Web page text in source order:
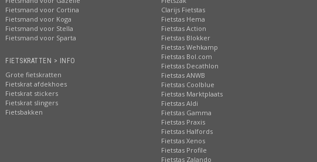
Fietsmand voor Cortina
Fietsmand voor Koga
Fietsmand voor Stella
Fietsmand voor Sparta
FIETSKRATTEN > INFO
Grote fietskratten
Fietskrat afdekhoes
Fietskrat stickers
Fietskrat slingers
Fietsbakken
Clarijs Fietstas
Fietstas Hema
Fietstas Action
Fietstas Blokker
Fietstas Wehkamp
Fietstas Bol.com
Fietstas Decathlon
Fietstas ANWB
Fietstas Coolblue
Fietstas Marktplaats
Fietstas Aldi
Fietstas Gamma
Fietstas Praxis
Fietstas Halfords
Fietstas Xenos
Fietstas Profile
Fietstas Zalando